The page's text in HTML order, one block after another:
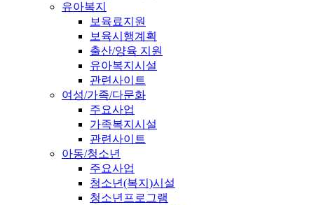
유아복지
보육료지원
보육시행계획
출산/양육 지원
유아복지시설
관련사이트
여성/가족/다문화
주요사업
가족복지시설
관련사이트
아동/청소년
주요사업
청소년(복지)시설
청소년프로그램